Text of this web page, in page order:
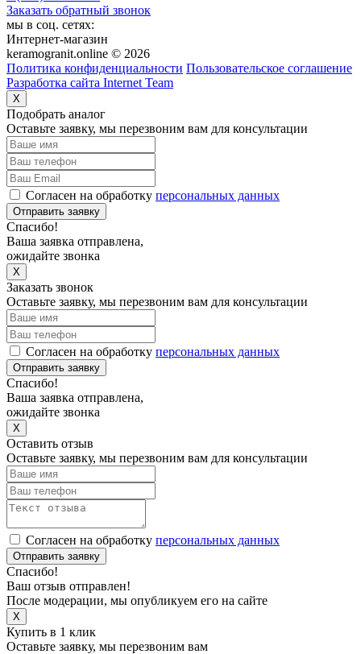
Заказать обратный звонок
мы в соц. сетях:
Интернет-магазин
keramogranit.online © 2026
Политика конфиденциальности Пользовательское соглашение
Разработка сайта Internet Team
X
Подобрать аналог
Оставьте заявку, мы перезвоним вам для консультации
Согласен на обработку персональных данных
Отправить заявку
Спасибо!
Ваша заявка отправлена,
ожидайте звонка
X
Заказать звонок
Оставьте заявку, мы перезвоним вам для консультации
Согласен на обработку персональных данных
Отправить заявку
Спасибо!
Ваша заявка отправлена,
ожидайте звонка
X
Оставить отзыв
Оставьте заявку, мы перезвоним вам для консультации
Согласен на обработку персональных данных
Отправить заявку
Спасибо!
Ваш отзыв отправлен!
После модерации, мы опубликуем его на сайте
X
Купить в 1 клик
Оставьте заявку, мы перезвоним вам